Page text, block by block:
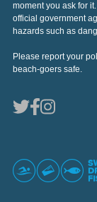
moment you ask for
official government
hazards such as
Please report your
beach-goers safe.